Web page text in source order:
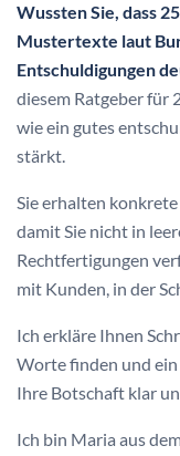
Wussten Sie, dass
Mustertexte laut
Entschuldigungen
diesem Ratgeber für
wie ein gutes
stärkt.
Sie erhalten konkrete
damit Sie nicht in
Rechtfertigungen
mit Kunden, in der
Ich erkläre Ihnen
Worte finden und
Ihre Botschaft klar
Ich bin Maria aus